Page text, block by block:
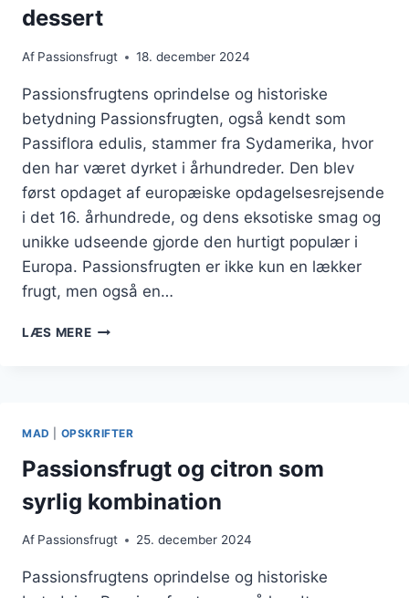
dessert
Af Passionsfrugt 18. december 2024
Passionsfrugtens oprindelse og historiske
betydning Passionsfrugten, også kendt som
Passiflora edulis, stammer fra Sydamerika, hvor
den har været dyrket i århundreder. Den blev
først opdaget af europæiske opdagelsesrejsende
i det 16. århundrede, og dens eksotiske smag og
unikke udseende gjorde den hurtigt populær i
Europa. Passionsfrugten er ikke kun en lækker
frugt, men også en…
LÆS MEREPASSIONSFRUGT
MAD OPSKRIFTER
Passionsfrugt og citron som
syrlig kombination
Af Passionsfrugt 25. december 2024
Passionsfrugtens oprindelse og historiske